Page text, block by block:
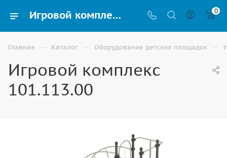
Игровой комплекс 101.113.00 купить для улицы в Элисте 0
Главная — Каталог — Оборудование детских площадок —
Игровой комплекс
101.113.00